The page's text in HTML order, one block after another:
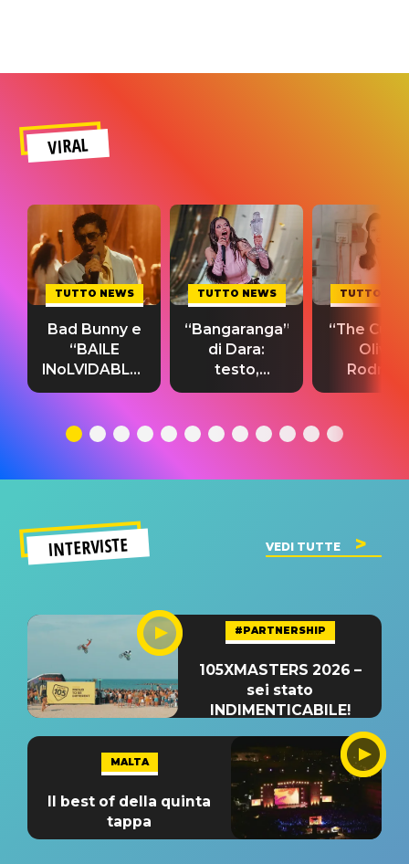
VIRAL
TUTTO NEWS
Bad Bunny e
“BAILE
INoLVIDABLE”:
testo,
significato
TUTTO NEWS
“Bangaranga”
di Dara:
testo,
traduzione e
del singolo
TUTTO
“The
Olivia
testo,
INTERVISTE VEDI TUTTE
#PARTNERSHIP
105XMASTERS 2026 –
sei stato
INDIMENTICABILE!
MALTA
Il best of della quinta
tappa